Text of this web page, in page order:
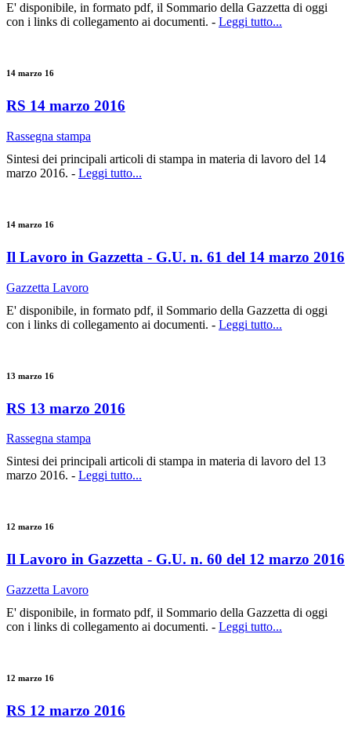
E' disponibile, in formato pdf, il Sommario della Gazzetta di oggi
con i links di collegamento ai documenti. - Leggi tutto...
14 marzo 16
RS 14 marzo 2016
Rassegna stampa
Sintesi dei principali articoli di stampa in materia di lavoro del 14
marzo 2016. - Leggi tutto...
14 marzo 16
Il Lavoro in Gazzetta - G.U. n. 61 del 14 marzo 2016
Gazzetta Lavoro
E' disponibile, in formato pdf, il Sommario della Gazzetta di oggi
con i links di collegamento ai documenti. - Leggi tutto...
13 marzo 16
RS 13 marzo 2016
Rassegna stampa
Sintesi dei principali articoli di stampa in materia di lavoro del 13
marzo 2016. - Leggi tutto...
12 marzo 16
Il Lavoro in Gazzetta - G.U. n. 60 del 12 marzo 2016
Gazzetta Lavoro
E' disponibile, in formato pdf, il Sommario della Gazzetta di oggi
con i links di collegamento ai documenti. - Leggi tutto...
12 marzo 16
RS 12 marzo 2016